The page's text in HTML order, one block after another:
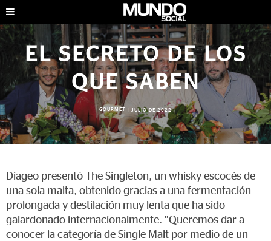
EL SECRETO DE LOS
QUE SABEN
GOURMET JULIO DE 2022
Diageo presentó The Singleton, un whisky escocés de
una sola malta, obtenido gracias a una fermentación
prolongada y destilación muy lenta que ha sido
galardonado internacionalmente. “Queremos dar a
conocer la categoría de Single Malt por medio de un